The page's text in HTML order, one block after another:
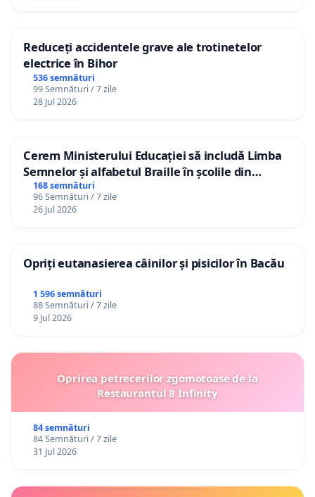
Reduceți accidentele grave ale trotinetelor
electrice în Bihor
536 semnături
99 Semnături / 7 zile
28 Jul 2026
Cerem Ministerului Educației să includă Limba
Semnelor și alfabetul Braille în școlile din
Republica Moldova!
168 semnături
96 Semnături / 7 zile
26 Jul 2026
Opriți eutanasierea câinilor și pisicilor în Bacău
1 596 semnături
88 Semnături / 7 zile
9 Jul 2026
Oprirea petrecerilor zgomotoase de la
Restaurantul 8 Infinity
84 semnături
84 Semnături / 7 zile
31 Jul 2026